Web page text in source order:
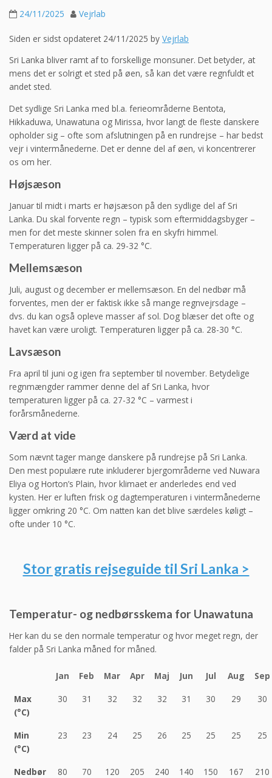
24/11/2025 Vejrlab
Siden er sidst opdateret 24/11/2025 by Vejrlab
Sri Lanka bliver ramt af to forskellige monsuner. Det betyder, at
mens det er solrigt et sted på øen, så kan det være regnfuldt et
andet sted.
Det sydlige Sri Lanka med bl.a. ferieområderne Bentota,
Hikkaduwa, Unawatuna og Mirissa, hvor langt de fleste danskere
opholder sig – ofte som afslutningen på en rundrejse – har bedst
vejr i vintermånederne. Det er denne del af øen, vi koncentrerer
os om her.
Højsæson
Januar til midt i marts er højsæson på den sydlige del af Sri
Lanka. Du skal forvente regn – typisk som eftermiddagsbyger –
men for det meste skinner solen fra en skyfri himmel.
Temperaturen ligger på ca. 29-32 °C.
Mellemsæson
Juli, august og december er mellemsæson. En del nedbør må
forventes, men der er faktisk ikke så mange regnvejrsdage –
dvs. du kan også opleve masser af sol. Dog blæser det ofte og
havet kan være uroligt. Temperaturen ligger på ca. 28-30 °C.
Lavsæson
Fra april til juni og igen fra september til november. Betydelige
regnmængder rammer denne del af Sri Lanka, hvor
temperaturen ligger på ca. 27-32 °C – varmest i
forårsmånederne.
Værd at vide
Som nævnt tager mange danskere på rundrejse på Sri Lanka.
Den mest populære rute inkluderer bjergområderne ved Nuwara
Eliya og Horton’s Plain, hvor klimaet er anderledes end ved
kysten. Her er luften frisk og dagtemperaturen i vintermånederne
ligger omkring 20 °C. Om natten kan det blive særdeles køligt –
ofte under 10 °C.
Stor gratis rejseguide til Sri Lanka >
Temperatur- og nedbørsskema for Unawatuna
Her kan du se den normale temperatur og hvor meget regn, der
falder på Sri Lanka måned for måned.
Jan Feb Mar Apr Maj Jun Jul Aug
Sep
Max
(°C)
30 31 32 32 32 31 30 29 30
Min
(°C)
23 23 24 25 26 25 25 25 25
Nedbør
80 70 120 205 240 140 150 167 210